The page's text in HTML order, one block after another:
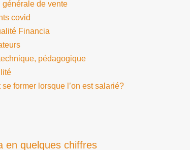
générale de vente
covid
Financia
pédagogique
former lorsque l’on est salarié?
en quelques chiffres